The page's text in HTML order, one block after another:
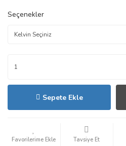
Seçenekler
Sepete Ekle
Tavsiye Et